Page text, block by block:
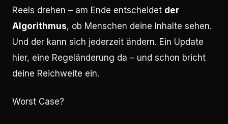
Reels drehen – am Ende entscheidet der
Algorithmus, ob Menschen deine Inhalte sehen.
Und der kann sich jederzeit ändern. Ein Update
hier, eine Regeländerung da – und schon bricht
deine Reichweite ein.
Worst Case?